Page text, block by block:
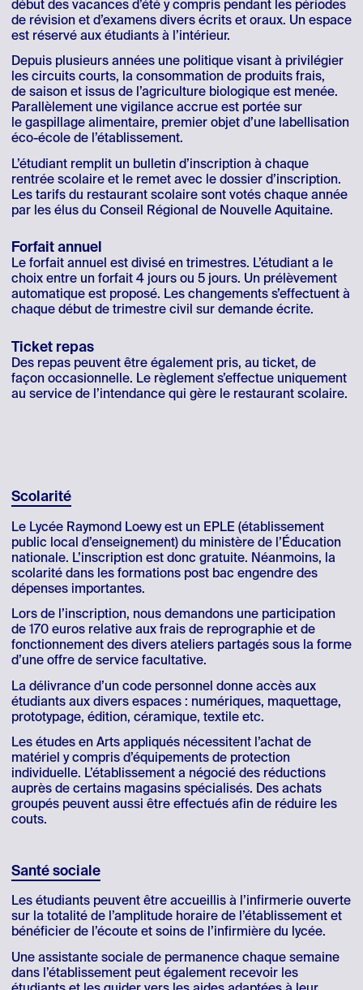
début des vacances d’été y compris pendant les périodes
de révision et d’examens divers écrits et oraux. Un espace
est réservé aux étudiants à l’intérieur.
Depuis plusieurs années une politique visant à privilégier
les circuits courts, la consommation de produits frais,
de saison et issus de l’agriculture biologique est menée.
Parallèlement une vigilance accrue est portée sur
le gaspillage alimentaire, premier objet d’une labellisation
éco-école de l’établissement.
L’étudiant remplit un bulletin d’inscription à chaque
rentrée scolaire et le remet avec le dossier d’inscription.
Les tarifs du restaurant scolaire sont votés chaque année
par les élus du Conseil Régional de Nouvelle Aquitaine.
Forfait annuel
Le forfait annuel est divisé en trimestres. L’étudiant a le
choix entre un forfait 4 jours ou 5 jours. Un prélèvement
automatique est proposé. Les changements s’effectuent à
chaque début de trimestre civil sur demande écrite.
Ticket repas
Des repas peuvent être également pris, au ticket, de
façon occasionnelle. Le règlement s’effectue uniquement
au service de l’intendance qui gère le restaurant scolaire.
Scolarité
Le Lycée Raymond Loewy est un EPLE (établissement
public local d’enseignement) du ministère de l’Éducation
nationale. L’inscription est donc gratuite. Néanmoins, la
scolarité dans les formations post bac engendre des
dépenses importantes.
Lors de l’inscription, nous demandons une participation
de 170 euros relative aux frais de reprographie et de
fonctionnement des divers ateliers partagés sous la forme
d’une offre de service facultative.
La délivrance d’un code personnel donne accès aux
étudiants aux divers espaces : numériques, maquettage,
prototypage, édition, céramique, textile etc.
Les études en Arts appliqués nécessitent l’achat de
matériel y compris d’équipements de protection
individuelle. L’établissement a négocié des réductions
auprès de certains magasins spécialisés. Des achats
groupés peuvent aussi être effectués afin de réduire les
couts.
Santé sociale
Les étudiants peuvent être accueillis à l’infirmerie ouverte
sur la totalité de l’amplitude horaire de l’établissement et
bénéficier de l’écoute et soins de l’infirmière du lycée.
Une assistante sociale de permanence chaque semaine
dans l’établissement peut également recevoir les